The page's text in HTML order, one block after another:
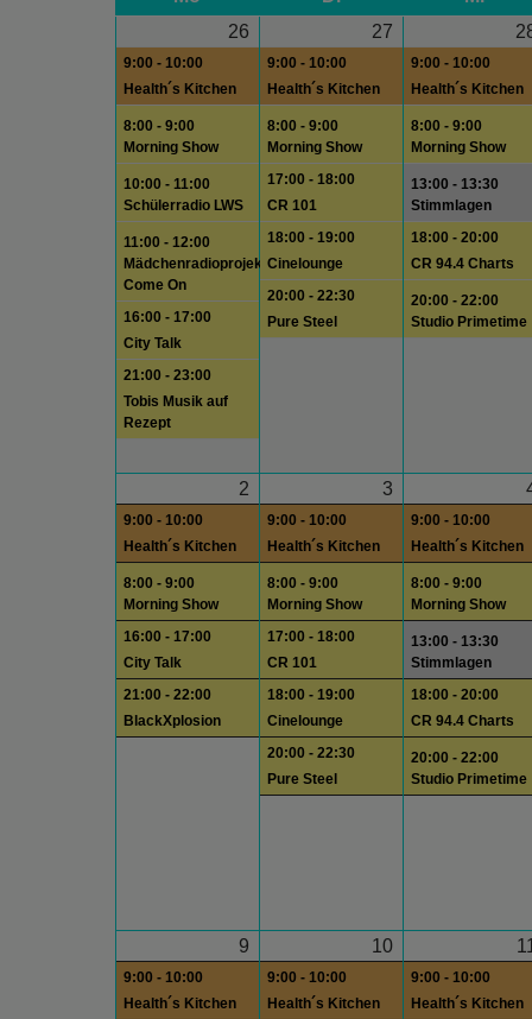
26
9:00 - 10:00
Health´s Kitchen
8:00 - 9:00
Morning Show
10:00 - 11:00
Schülerradio LWS
11:00 - 12:00
Mädchenradioprojekt
Come On
16:00 - 17:00
City Talk
21:00 - 23:00
Tobis Musik auf
Rezept
27
9:00 - 10:00
Health´s Kitchen
8:00 - 9:00
Morning Show
17:00 - 18:00
CR 101
18:00 - 19:00
Cinelounge
20:00 - 22:30
Pure Steel
9:00 - 10:00
Health´s Kitchen
8:00 - 9:00
Morning Show
13:00 - 13:30
Stimmlagen
18:00 - 20:00
CR 94.4 Charts
20:00 - 22:00
Studio Primetime
2
9:00 - 10:00
Health´s Kitchen
8:00 - 9:00
Morning Show
16:00 - 17:00
City Talk
21:00 - 22:00
BlackXplosion
3
9:00 - 10:00
Health´s Kitchen
8:00 - 9:00
Morning Show
17:00 - 18:00
CR 101
18:00 - 19:00
Cinelounge
20:00 - 22:30
Pure Steel
9:00 - 10:00
Health´s Kitchen
8:00 - 9:00
Morning Show
13:00 - 13:30
Stimmlagen
18:00 - 20:00
CR 94.4 Charts
20:00 - 22:00
Studio Primetime
9
9:00 - 10:00
Health´s Kitchen
10
9:00 - 10:00
Health´s Kitchen
9:00 - 10:00
Health´s Kitchen